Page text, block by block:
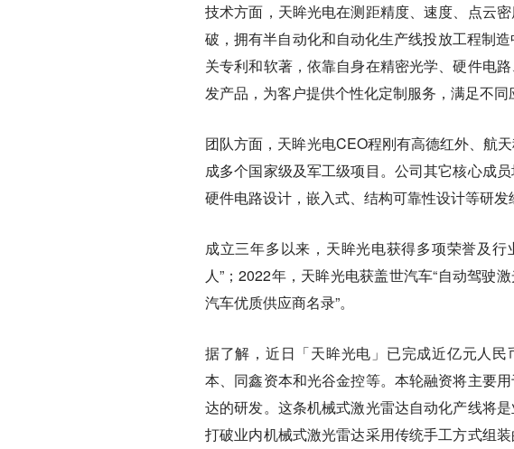
技术方面，天眸光电在测距精度、速度、点云
破，拥有半自动化和自动化生产线投放工程制
关专利和软著，依靠自身在精密光学、硬件电
发产品，为客户提供个性化定制服务，满足不同
团队方面，天眸光电CEO程刚有高德红外、航
成多个国家级及军工级项目。公司其它核心成
硬件电路设计，嵌入式、结构可靠性设计等研发
成立三年多以来，天眸光电获得多项荣誉及
人”；2022年，天眸光电获盖世汽车“自动驾驶
汽车优质供应商名录”。
据了解，近日「天眸光电」已完成近亿元人
本、同鑫资本和光谷金控等。本轮融资将主要
达的研发。这条机械式激光雷达自动化产线将
打破业内机械式激光雷达采用传统手工方式组